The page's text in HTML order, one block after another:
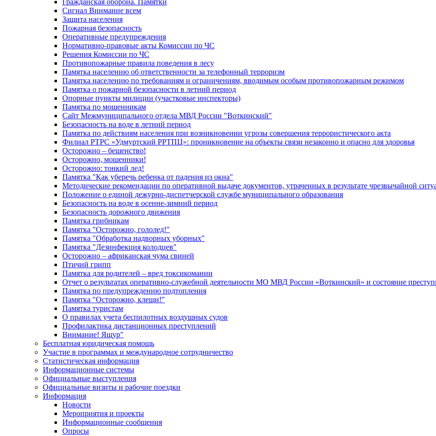
Гражданская оборона. Памятки
Сигнал Внимание всем
Защита населения
Пожарная безопасность
Оперативные предупреждения
Нормативно-правовые акты Комиссии по ЧС
Решения Комиссии по ЧС
Противопожарные правила поведения в лесу
Памятка населению об ответственности за телефонный терроризм
Памятка населению по требованиям и ограничениям, вводимым особым противопожарным режимом
Памятка о пожарной безопасности в летний период
Опорные пункты милиции (участковые инспекторы)
Памятка по мошенникам
Сайт Межмуниципального отдела МВД России "Воткинский"
Безопасность на воде в летний период
Памятка по действиям населения при возникновении угрозы совершения террористического акта
Филиал РТРС «Удмуртский РРТПЦ»: проникновение на объекты связи незаконно и опасно для здоровья
Осторожно – бешенство!
Осторожно, мошенники!
Осторожно: тонкий лед!
Памятка "Как уберечь ребенка от падения из окна"
Методические рекомендации по оперативной выдаче документов, утраченных в результате чрезвычайной
Положение о единой дежурно-диспетчерской службе муниципального образования
Безопасность на воде в осенне-зимний период
Безопасность дорожного движения
Памятка грибникам
Памятка "Осторожно, гололед!"
Памятка "Обработка надворных уборных"
Памятка "Дезинфекция колодцев"
Осторожно – африканская чума свиней
Птичий грипп
Памятка для родителей – вред токсикомании
Отчет о результатах оперативно-служебной деятельности МО МВД России «Воткинский» и состояние
Памятка по предупреждению подтопления
Памятка "Осторожно, клещи!"
Памятка туристам
О правилах учета беспилотных воздушных судов
Профилактика дистанционных преступлений
Внимание! Ящур"
Бесплатная юридическая помощь
Участие в программах и международное сотрудничество
Статистическая информация
Информационные системы
Официальные выступления
Официальные визиты и рабочие поездки
Информация
Новости
Мероприятия и проекты
Информационные сообщения
Опросы